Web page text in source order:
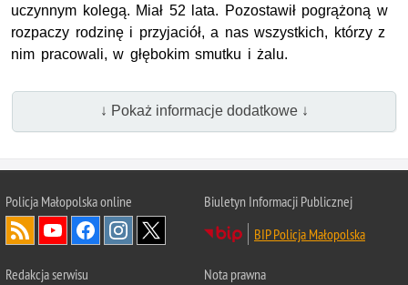
uczynnym kolegą. Miał 52 lata. Pozostawił pogrążoną w
rozpaczy rodzinę i przyjaciół, a nas wszystkich, którzy z
nim pracowali, w głębokim smutku i żalu.
↓ Pokaż informacje dodatkowe ↓
Policja Małopolska online
Biuletyn Informacji Publicznej
BIP Policja Małopolska
Redakcja serwisu Nota prawna